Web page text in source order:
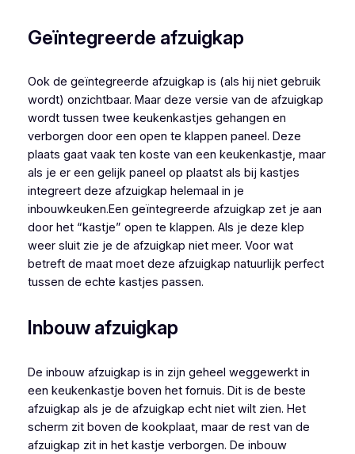
Geïntegreerde afzuigkap
Ook de geïntegreerde afzuigkap is (als hij niet gebruik
wordt) onzichtbaar. Maar deze versie van de afzuigkap
wordt tussen twee keukenkastjes gehangen en
verborgen door een open te klappen paneel. Deze
plaats gaat vaak ten koste van een keukenkastje, maar
als je er een gelijk paneel op plaatst als bij kastjes
integreert deze afzuigkap helemaal in je
inbouwkeuken.Een geïntegreerde afzuigkap zet je aan
door het “kastje” open te klappen. Als je deze klep
weer sluit zie je de afzuigkap niet meer. Voor wat
betreft de maat moet deze afzuigkap natuurlijk perfect
tussen de echte kastjes passen.
Inbouw afzuigkap
De inbouw afzuigkap is in zijn geheel weggewerkt in
een keukenkastje boven het fornuis. Dit is de beste
afzuigkap als je de afzuigkap echt niet wilt zien. Het
scherm zit boven de kookplaat, maar de rest van de
afzuigkap zit in het kastje verborgen. De inbouw